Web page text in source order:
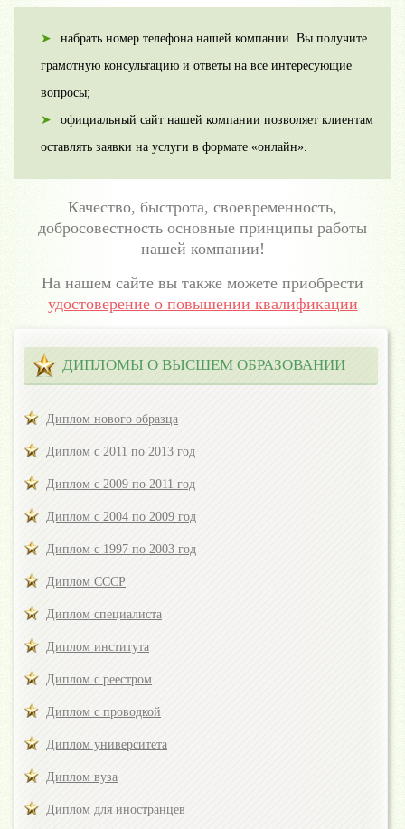
набрать номер телефона нашей компании. Вы получите
грамотную консультацию и ответы на все интересующие
вопросы;
официальный сайт нашей компании позволяет клиентам
оставлять заявки на услуги в формате «онлайн».
Качество, быстрота, своевременность,
добросовестность основные принципы работы
нашей компании!
На нашем сайте вы также можете приобрести
удостоверение о повышении квалификации
ДИПЛОМЫ О ВЫСШЕМ ОБРАЗОВАНИИ
Диплом нового образца
Диплом с 2011 по 2013 год
Диплом с 2009 по 2011 год
Диплом с 2004 по 2009 год
Диплом с 1997 по 2003 год
Диплом СССР
Диплом специалиста
Диплом института
Диплом с реестром
Диплом с проводкой
Диплом университета
Диплом вуза
Диплом для иностранцев